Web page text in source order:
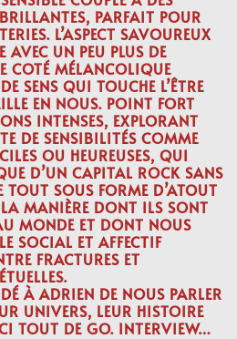
PARFAIT POUR
L’ASPECT SAVOUREUX
AVEC UN PEU PLUS DE
COTÉ MÉLANCOLIQUE
SENS QUI TOUCHE L’ÊTRE
EN NOUS. POINT FORT
INTENSES, EXPLORANT
DE SENSIBILITÉS COMME
OU HEUREUSES, QUI
D’UN CAPITAL ROCK SANS
TOUT SOUS FORME D’ATOUT
MANIÈRE DONT ILS SONT
MONDE ET DONT NOUS
SOCIAL ET AFFECTIF
FRACTURES ET
À ADRIEN DE NOUS PARLER
UNIVERS, LEUR HISTOIRE
TOUT DE GO. INTERVIEW…